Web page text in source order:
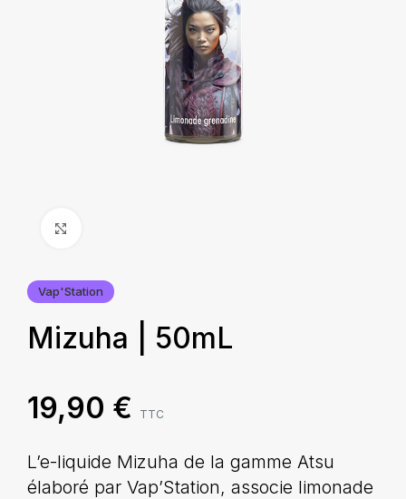
Vap'Station
Mizuha | 50mL
19,90 € TTC
L’e-liquide Mizuha de la gamme Atsu
élaboré par Vap’Station, associe limonade